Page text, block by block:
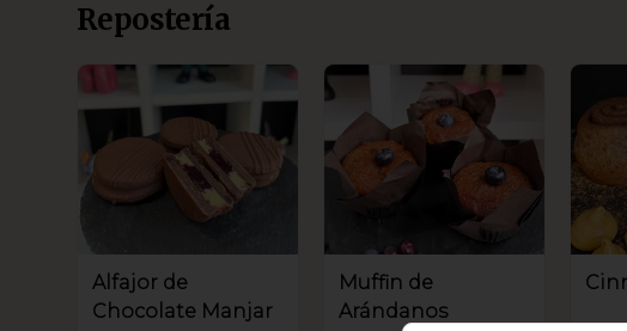
Repostería
Alfajor de
Chocolate Manjar
Muffin de
Arándanos